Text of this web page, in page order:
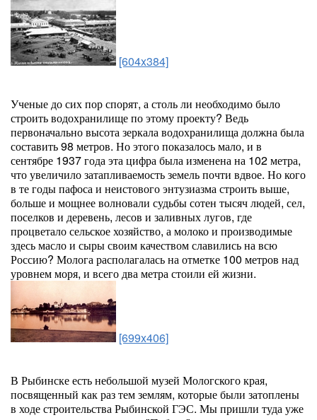
[604x384]
Ученые до сих пор спорят, а столь ли необходимо было
строить водохранилище по этому проекту? Ведь
первоначально высота зеркала водохранилища должна была
составить 98 метров. Но этого показалось мало, и в
сентябре 1937 года эта цифра была изменена на 102 метра,
что увеличило затапливаемость земель почти вдвое. Но кого
в те годы пафоса и неистового энтузиазма строить выше,
больше и мощнее волновали судьбы сотен тысяч людей, сел,
поселков и деревень, лесов и заливных лугов, где
процветало сельское хозяйство, а молоко и производимые
здесь масло и сыры своим качеством славились на всю
Россию? Молога располагалась на отметке 100 метров над
уровнем моря, и всего два метра стоили ей жизни.
[699x406]
В Рыбинске есть небольшой музей Мологского края,
посвященный как раз тем землям, которые были затоплены
в ходе строительства Рыбинской ГЭС. Мы пришли туда уже